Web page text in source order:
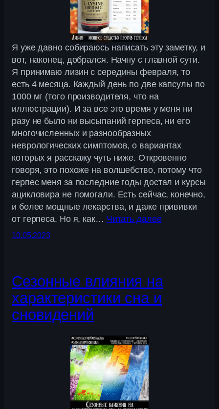
Я уже давно собираюсь написать эту заметку, и
вот, наконец, добрался. Начну с главной сути.
Я принимаю лизин с середины февраля, то
есть 4 месяца. Каждый день по две капсулы по
1000 мг (того производителя, что на
иллюстрации). И за все это время у меня ни
разу не было ни высыпаний герпеса, ни его
многочисленных и разнообразных
неврологических симптомов, о вариантах
которых я расскажу чуть ниже. Откровенно
говоря, это похоже на волшебство, потому что
герпес меня за последние годы достал и курсы
ацикловира не помогали. Есть сейчас, конечно,
и более мощные лекарства, и даже прививки
от герпеса. Но я, как… Читать далее
10.05.2023
Сезонные влияния на
характеристики сна и
сновидений